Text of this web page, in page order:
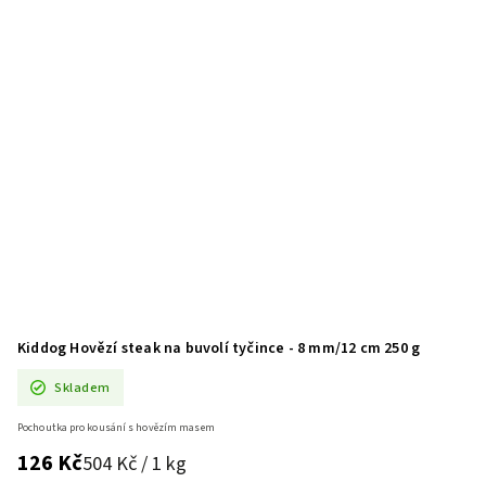
Kiddog Hovězí steak na buvolí tyčince - 8 mm/12 cm 250 g
Skladem
126 Kč504 Kč / 1 kg
Pochoutka pro kousání s hovězím masem